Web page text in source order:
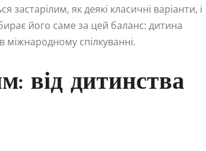
застарілим, як деякі класичні варіанти, і
його саме за цей баланс: дитина
міжнародному спілкуванні.
від дитинства